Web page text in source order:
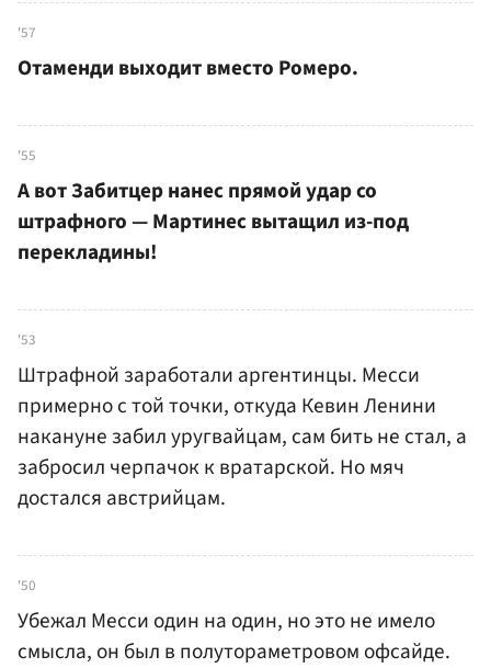
'57
Отаменди выходит вместо Ромеро.
'55
А вот Забитцер нанес прямой удар со
штрафного — Мартинес вытащил из-под
перекладины!
'53
Штрафной заработали аргентинцы. Месси
примерно с той точки, откуда Кевин Ленини
накануне забил уругвайцам, сам бить не стал, а
забросил черпачок к вратарской. Но мяч
достался австрийцам.
'50
Убежал Месси один на один, но это не имело
смысла, он был в полутораметровом офсайде.